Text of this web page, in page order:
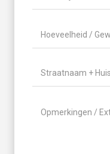
wil
aanbieden?
Hoeveelheid
/
Locatie(Vereist)
Geen